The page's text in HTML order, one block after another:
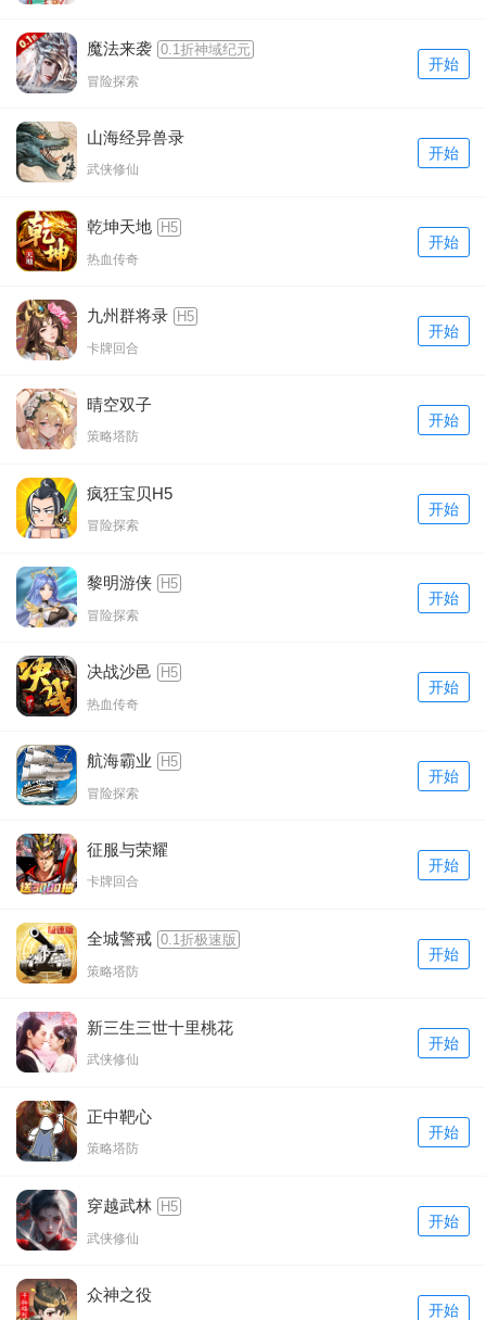
魔法来袭 0.1折神域纪元
冒险探索
开始
山海经异兽录
武侠修仙
开始
乾坤天地 H5
热血传奇
开始
九州群将录 H5
卡牌回合
开始
晴空双子
策略塔防
开始
疯狂宝贝H5
冒险探索
开始
黎明游侠 H5
冒险探索
开始
决战沙邑 H5
热血传奇
开始
航海霸业 H5
冒险探索
开始
征服与荣耀
卡牌回合
开始
全城警戒 0.1折极速版
策略塔防
开始
新三生三世十里桃花
武侠修仙
开始
正中靶心
策略塔防
开始
穿越武林 H5
武侠修仙
开始
众神之役
开始